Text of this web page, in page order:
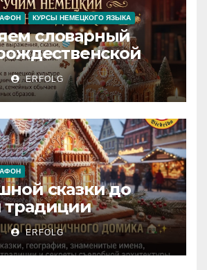
КУРСЫ НЕМЕЦКОГО ЯЗЫКА
словарный
Учим немецкий
Lebkuchenhaus
ERFOLG
сказки до
традиции
секреты
пряничного
ERFOLG